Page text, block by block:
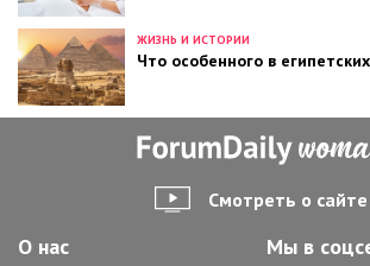
ЖИЗНЬ И ИСТОРИИ
Что особенного в
Смотреть о сайте
О нас
Мы в